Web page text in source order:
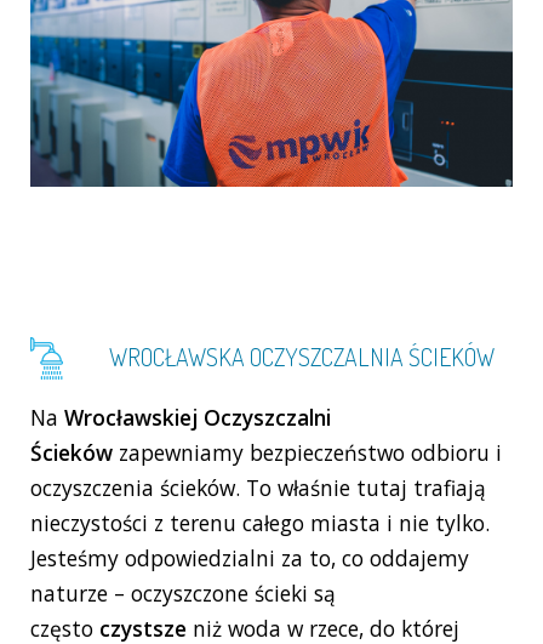
WROCŁAWSKA OCZYSZCZALNIA ŚCIEKÓW
Na Wrocławskiej Oczyszczalni
Ścieków zapewniamy bezpieczeństwo odbioru i
oczyszczenia ścieków. To właśnie tutaj trafiają
nieczystości z terenu całego miasta i nie tylko.
Jesteśmy odpowiedzialni za to, co oddajemy
naturze – oczyszczone ścieki są
często czystsze niż woda w rzece, do której